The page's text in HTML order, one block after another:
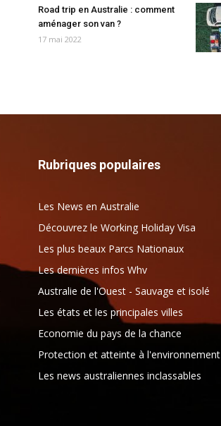
Road trip en Australie : comment
aménager son van ?
17 mai 2022
Rubriques populaires
Les News en Australie
Découvrez le Working Holiday Visa
Les plus beaux Parcs Nationaux
Les dernières infos Whv
Australie de l'Ouest - Sauvage et isolé
Les états et les principales villes
Economie du pays de la chance
Protection et atteinte à l'environnement
Les news australiennes inclassables